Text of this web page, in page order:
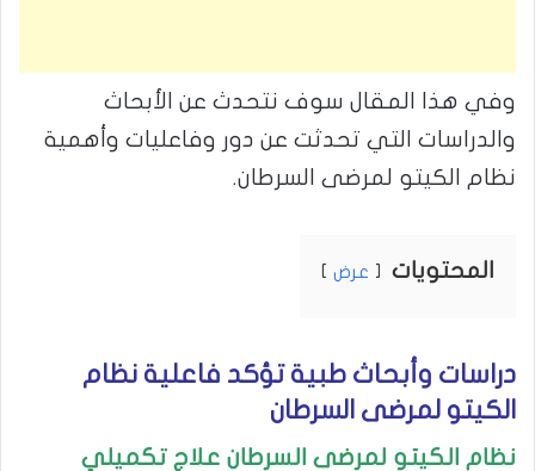
وفي هذا المقال سوف نتحدث عن الأبحاث
والدراسات التي تحدثت عن دور وفاعليات وأهمية
نظام الكيتو لمرضى السرطان.
المحتويات عرض
دراسات وأبحاث طبية تؤكد فاعلية نظام
الكيتو لمرضى السرطان
نظام الكيتو لمرضى السرطان علاج تكميلي